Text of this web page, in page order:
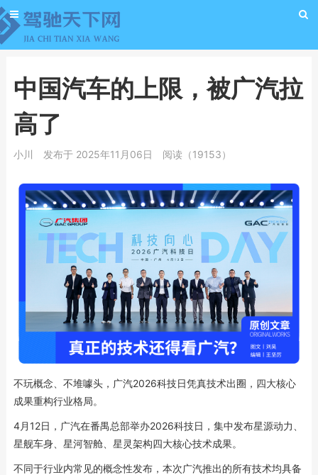
中国汽车的上限，被广汽拉
高了
小川 发布于 2025年11月06日 阅读（19153）
不玩概念、不堆噱头，广汽2026科技日凭真技术出圈，四大核心
成果重构行业格局。
4月12日，广汽在番禺总部举办2026科技日，集中发布星源动力、
星舰车身、星河智舱、星灵架构四大核心技术成果。
不同于行业内常见的概念性发布，本次广汽推出的所有技术均具备